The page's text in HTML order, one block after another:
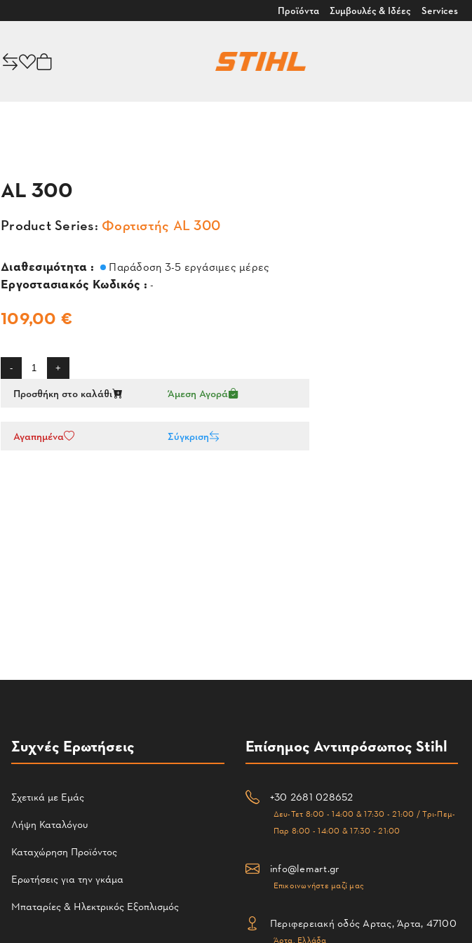
Προϊόντα Συμβουλές & Ιδέες Services
AL 300
Product Series: Φορτιστής AL 300
Διαθεσιμότητα : Παράδοση 3-5 εργάσιμες μέρες
Εργοστασιακός Κωδικός : -
109,00 €
- +
Προσθήκη στο καλάθι Άμεση Αγορά
Αγαπημένα Σύγκριση
Συχνές Ερωτήσεις
Σχετικά με Εμάς
Λήψη Καταλόγου
Καταχώρηση Προϊόντος
Ερωτήσεις για την γκάμα
Μπαταρίες & Ηλεκτρικός Εξοπλισμός
Επίσημος Αντιπρόσωπος Stihl
+30 2681 028652
Δευ-Τετ 8:00 - 14:00 & 17:30 - 21:00 / Τρι-Πεμ-
Παρ 8:00 - 14:00 & 17:30 - 21:00
info@lemart.gr
Επικοινωνήστε μαζί μας
Περιφερειακή οδός Αρτας, Άρτα, 47100
Άρτα, Ελλάδα